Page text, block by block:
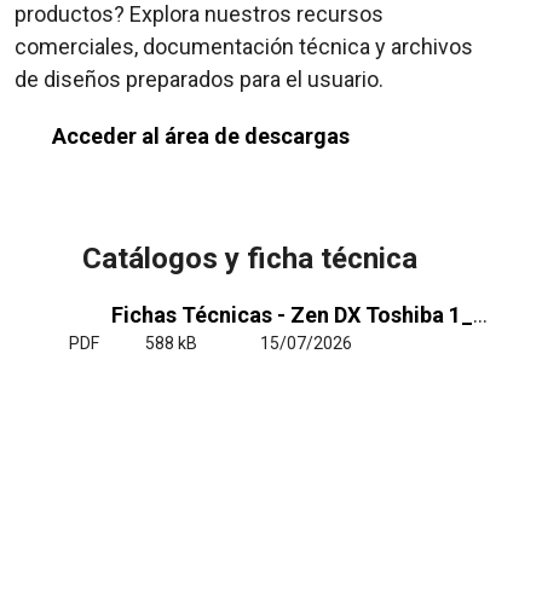
productos? Explora nuestros recursos
comerciales, documentación técnica y archivos
de diseños preparados para el usuario.
Acceder al área de descargas
Catálogos y ficha técnica
Fichas Técnicas - Zen DX Toshiba 1_1 y VRF
PDF 588 kB 15/07/2026